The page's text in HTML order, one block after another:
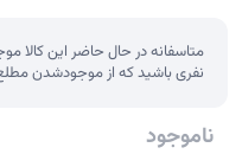
متاسفانه در حال حاضر این کالا
نفری باشید که از موجودشدن
ناموجود